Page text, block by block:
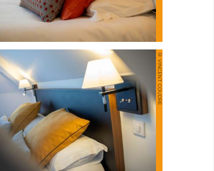
© VINCENT COUDRE